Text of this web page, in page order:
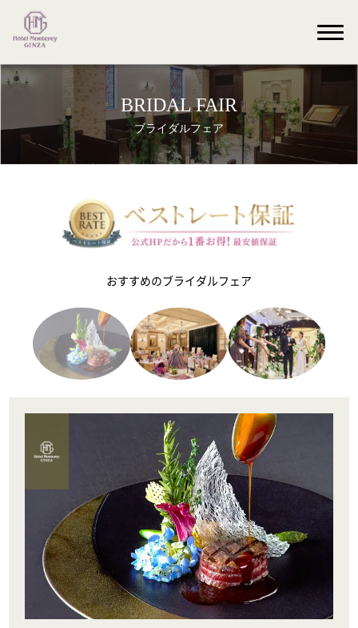
BRIDAL FAIR
ブライダルフェア
おすすめのブライダルフェア